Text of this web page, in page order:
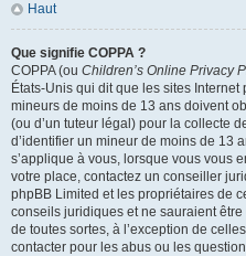
Haut
Que signifie COPPA ?
COPPA (ou Children’s Online Privacy
États-Unis qui dit que les sites
mineurs de moins de 13 ans doivent
(ou d’un tuteur légal) pour la collecte
d’identifier un mineur de moins de 13
s’applique à vous, lorsque vous vous
votre place, contactez un conseiller
phpBB Limited et les propriétaires de
conseils juridiques et ne sauraient
de toutes sortes, à l’exception de
contacter pour les abus ou les